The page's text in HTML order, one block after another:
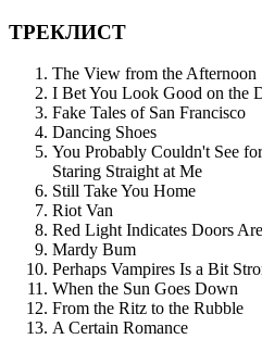
ТРЕКЛИСТ
The View from the Afternoon
I Bet You Look Good on the
Fake Tales of San Francisco
Dancing Shoes
You Probably Couldn't See
Staring Straight at Me
Still Take You Home
Riot Van
Red Light Indicates Doors
Mardy Bum
Perhaps Vampires Is a Bit
When the Sun Goes Down
From the Ritz to the Rubble
A Certain Romance